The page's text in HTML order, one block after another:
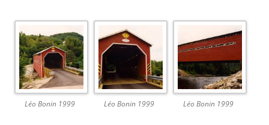
Léo Bonin 1999 Léo Bonin 1999 Léo Bonin 1999